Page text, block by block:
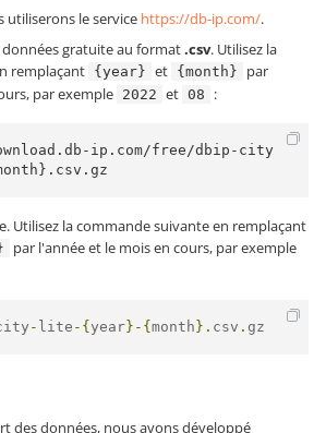
utiliserons le service https://db-ip.com/.
données gratuite au format.csv. Utilisez la
remplaçant {year} et {month}
par
par exemple 2022 et 08 :
ip.com/free/dbip-city
Utilisez la commande suivante en remplaçant
par l'année et le mois en cours, par exemple
- lite -{ year}-{ month }. csv . gz
des données, nous avons développé